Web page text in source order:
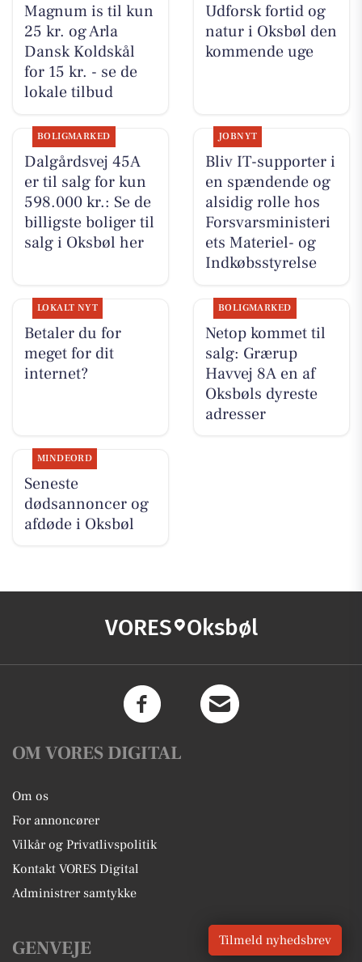
Magnum is til kun
25 kr. og Arla
Dansk Koldskål
for 15 kr. - se de
lokale tilbud
Udforsk fortid og
natur i Oksbøl den
kommende uge
BOLIGMARKED
Dalgårdsvej 45A
er til salg for kun
598.000 kr.: Se de
billigste boliger til
salg i Oksbøl her
JOBNYT
Bliv IT-supporter i
en spændende og
alsidig rolle hos
Forsvarsministeri
ets Materiel- og
Indkøbsstyrelse
LOKALT NYT
Betaler du for
meget for dit
internet?
BOLIGMARKED
Netop kommet til
salg: Grærup
Havvej 8A en af
Oksbøls dyreste
adresser
MINDEORD
Seneste
dødsannoncer og
afdøde i Oksbøl
VORES Oksbøl
OM VORES DIGITAL
Om os
For annoncører
Vilkår og Privatlivspolitik
Kontakt VORES Digital
Administrer samtykke
GENVEJE Tilmeld nyhedsbrev